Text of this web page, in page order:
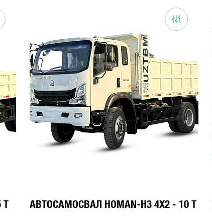
Т АВТОСАМОСВАЛ HOMAN-H3 4X2 - 10 Т